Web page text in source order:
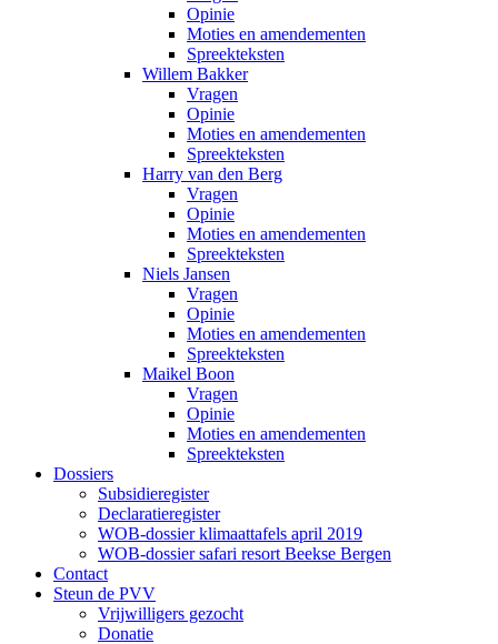
Opinie
Moties en amendementen
Spreekteksten
Willem Bakker
Vragen
Opinie
Moties en amendementen
Spreekteksten
Harry van den Berg
Vragen
Opinie
Moties en amendementen
Spreekteksten
Niels Jansen
Vragen
Opinie
Moties en amendementen
Spreekteksten
Maikel Boon
Vragen
Opinie
Moties en amendementen
Spreekteksten
Dossiers
Subsidieregister
Declaratieregister
WOB-dossier klimaattafels april 2019
WOB-dossier safari resort Beekse Bergen
Contact
Steun de PVV
Vrijwilligers gezocht
Donatie